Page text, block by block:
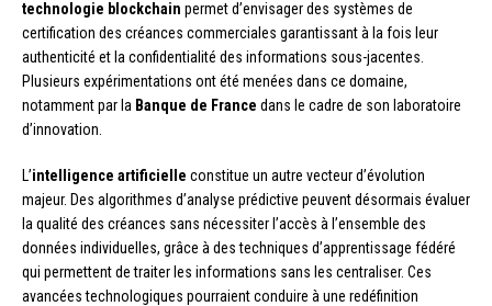
technologie blockchain permet d’envisager des systèmes de
certification des créances commerciales garantissant à la fois leur
authenticité et la confidentialité des informations sous-jacentes.
Plusieurs expérimentations ont été menées dans ce domaine,
notamment par la Banque de France dans le cadre de son laboratoire
d’innovation.
L’intelligence artificielle constitue un autre vecteur d’évolution
majeur. Des algorithmes d’analyse prédictive peuvent désormais évaluer
la qualité des créances sans nécessiter l’accès à l’ensemble des
données individuelles, grâce à des techniques d’apprentissage fédéré
qui permettent de traiter les informations sans les centraliser. Ces
avancées technologiques pourraient conduire à une redéfinition